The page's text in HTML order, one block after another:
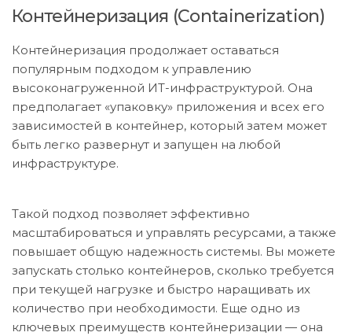
Контейнеризация (Containerization)
Контейнеризация продолжает оставаться
популярным подходом к управлению
высоконагруженной ИТ-инфраструктурой. Она
предполагает «упаковку» приложения и всех его
зависимостей в контейнер, который затем может
быть легко развернут и запущен на любой
инфраструктуре.
Такой подход позволяет эффективно
масштабироваться и управлять ресурсами, а также
повышает общую надежность системы. Вы можете
запускать столько контейнеров, сколько требуется
при текущей нагрузке и быстро наращивать их
количество при необходимости. Еще одно из
ключевых преимуществ контейнеризации — она